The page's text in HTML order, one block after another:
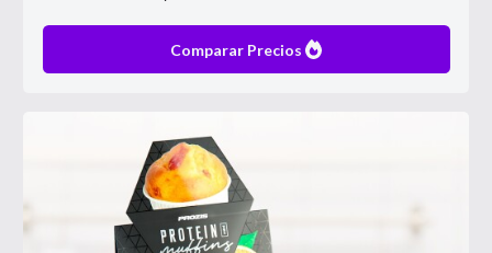
Comparar Precios